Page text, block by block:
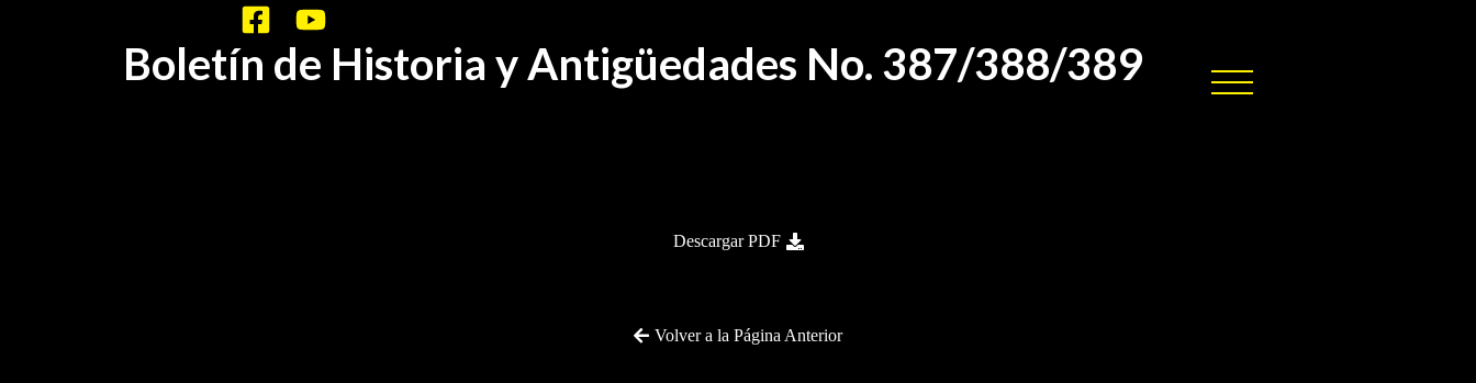
Boletín de Historia y Antigüedades No. 387/388/389
Descargar PDF
Volver a la Página Anterior